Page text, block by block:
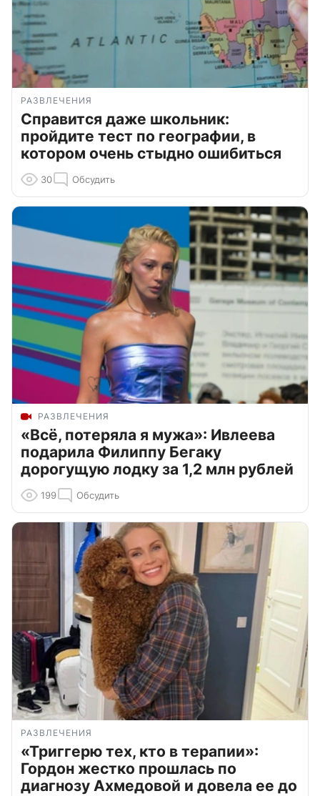
РАЗВЛЕЧЕНИЯ
Справится даже школьник:
пройдите тест по географии, в
котором очень стыдно ошибиться
30 Обсудить
РАЗВЛЕЧЕНИЯ
«Всё, потеряла я мужа»: Ивлеева
подарила Филиппу Бегаку
дорогущую лодку за 1,2 млн рублей
199 Обсудить
РАЗВЛЕЧЕНИЯ
«Триггерю тех, кто в терапии»:
Гордон жестко прошлась по
диагнозу Ахмедовой и довела ее до